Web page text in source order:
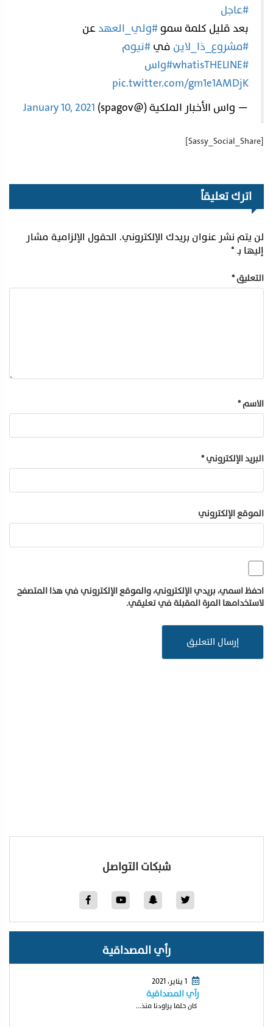
#عاجل
بعد قليل كلمة سمو#ولي_العهدعن
#مشروع_ذا_لاين في#نيوم
#whatisTHELINE
#واس
pic.twitter.com/gm1e1AMDjK
— واس الأخبار الملكية (@spagov)
January 10, 2021
[Sassy_Social_Share]
اترك تعليقاً
لن يتم نشر عنوان بريدك الإلكتروني. الحقول الإلزامية مشار
إليها بـ*
التعليق*
الاسم*
البريد الإلكتروني*
الموقع الإلكتروني
احفظ اسمي، بريدي الإلكتروني، والموقع الإلكتروني في هذا المتصفح
لاستخدامها المرة المقبلة في تعليقي.
شبكات التواصل
رأي المصداقية
1 يناير، 2021
رآي المصداقية
كان حلما يراودنا منذ...